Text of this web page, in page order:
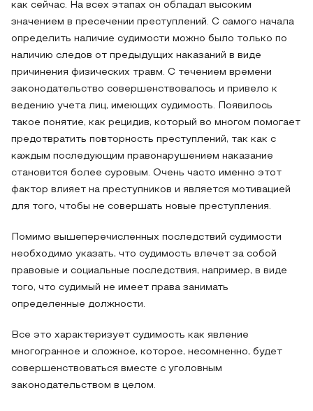
как сейчас. На всех этапах он обладал высоким
значением в пресечении преступлений. С самого начала
определить наличие судимости можно было только по
наличию следов от предыдущих наказаний в виде
причинения физических травм. С течением времени
законодательство совершенствовалось и привело к
ведению учета лиц, имеющих судимость. Появилось
такое понятие, как рецидив, который во многом помогает
предотвратить повторность преступлений, так как с
каждым последующим правонарушением наказание
становится более суровым. Очень часто именно этот
фактор влияет на преступников и является мотивацией
для того, чтобы не совершать новые преступления.
Помимо вышеперечисленных последствий судимости
необходимо указать, что судимость влечет за собой
правовые и социальные последствия, например, в виде
того, что судимый не имеет права занимать
определенные должности.
Все это характеризует судимость как явление
многогранное и сложное, которое, несомненно, будет
совершенствоваться вместе с уголовным
законодательством в целом.